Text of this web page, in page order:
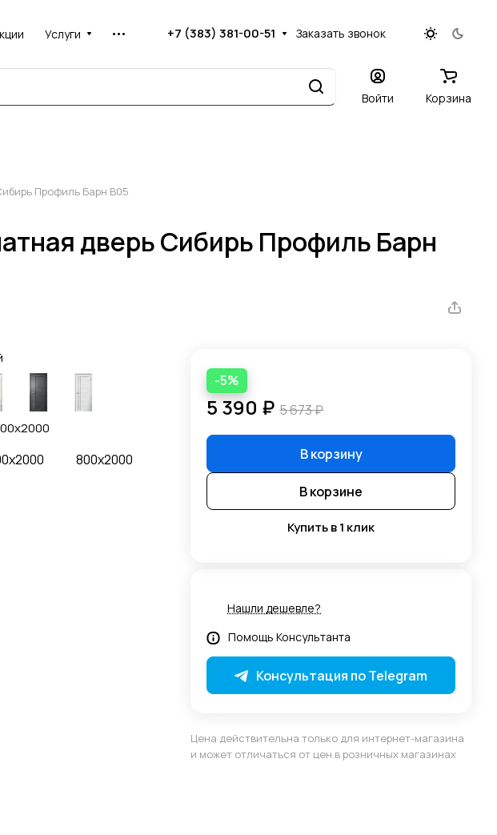
Услуги +7 (383) 381-00-51 Заказать звонок
Войти Корзина
Профиль Барн В05
дверь Сибирь Профиль Барн
800x2000
-5%
5 390 ₽ 5 673 ₽
В корзину
В корзине
Купить в 1 клик
Нашли дешевле?
Помощь Консультанта
Консультация по Telegram
Цена действительна только для интернет-магазина
и может отличаться от цен в розничных магазинах